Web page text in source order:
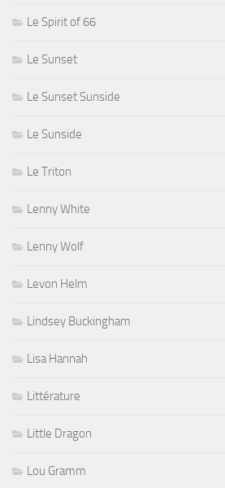
Le Spirit of 66
Le Sunset
Le Sunset Sunside
Le Sunside
Le Triton
Lenny White
Lenny Wolf
Levon Helm
Lindsey Buckingham
Lisa Hannah
Littérature
Little Dragon
Lou Gramm